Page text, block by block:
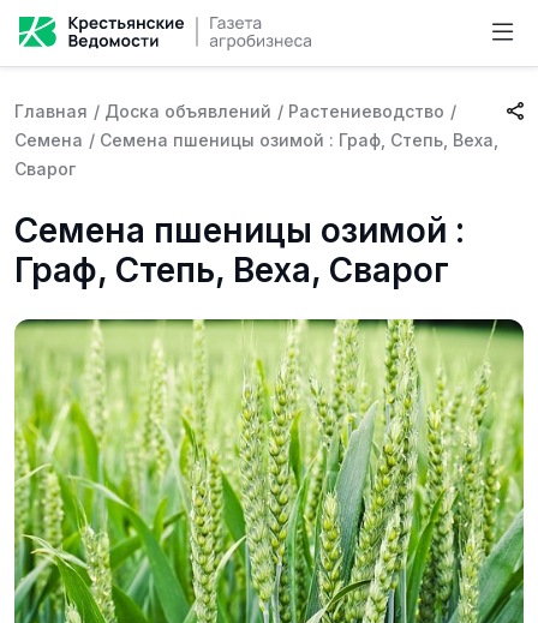
Главная / Доска объявлений / Растениеводство /
Семена / Семена пшеницы озимой : Граф, Степь, Веха,
Сварог
Семена пшеницы озимой :
Граф, Степь, Веха, Сварог